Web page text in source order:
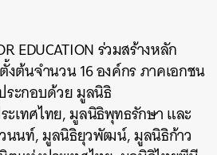
EDUCATION ร่วมสร้างหลัก
งต้นจำนวน 16 องค์กร ภาคเอกชน
ระกอบด้วย มูลนิธิ
เทศไทย, มูลนิธิพุทธรักษา และ
นนท์, มูลนิธิยุวพัฒน์, มูลนิธิก้าว